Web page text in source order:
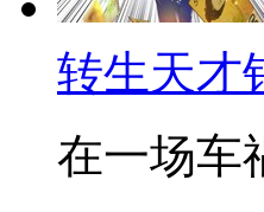
转生天才
在一场车